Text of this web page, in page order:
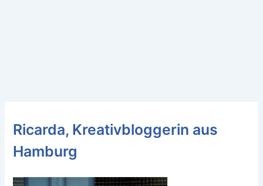
Ricarda, Kreativbloggerin aus
Hamburg